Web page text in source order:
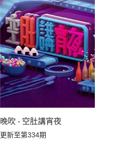
晚吹 - 空肚講宵夜
更新至第334期